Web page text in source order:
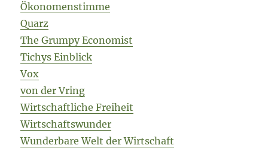
Ökonomenstimme
Quarz
The Grumpy Economist
Tichys Einblick
Vox
von der Vring
Wirtschaftliche Freiheit
Wirtschaftswunder
Wunderbare Welt der Wirtschaft